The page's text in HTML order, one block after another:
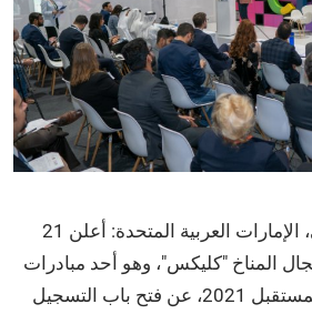
21 سبتمبر 2020 - أبوظبي، الإمارات العربية المتحدة: أعلن
المناخ "كليكس"، وهو أحد مبادرات
القمة العالمية لطاقة المستقبل 2021، عن فتح باب التسجيل